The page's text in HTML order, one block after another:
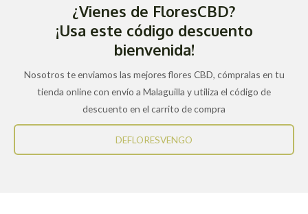
¿Vienes de FloresCBD?
¡Usa este código descuento
bienvenida!
Nosotros te enviamos las mejores flores CBD, cómpralas en tu
tienda online con envío a Malaguilla y utiliza el código de
descuento en el carrito de compra
DEFLORESVENGO